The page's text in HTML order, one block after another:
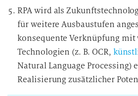
RPA wird als
für weitere Ausbaustufen
konsequente Verknüpfung mit
Technologien (z. B. OCR,
Natural Language Processing)
Realisierung zusätzlicher